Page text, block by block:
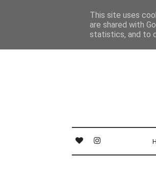
This site uses
are shared with
statistics, and to